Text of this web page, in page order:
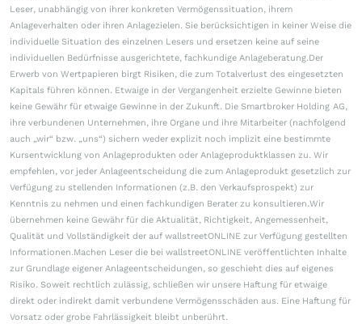
Leser, unabhängig von ihrer konkreten Vermögenssituation, ihrem
Anlageverhalten oder ihren Anlagezielen. Sie berücksichtigen in keiner Weise die
individuelle Situation des einzelnen Lesers und ersetzen keine auf seine
individuellen Bedürfnisse ausgerichtete, fachkundige Anlageberatung.Der
Erwerb von Wertpapieren birgt Risiken, die zum Totalverlust des eingesetzten
Kapitals führen können. Etwaige in der Vergangenheit erzielte Gewinne bieten
keine Gewähr für etwaige Gewinne in der Zukunft. Die Smartbroker Holding AG,
ihre verbundenen Unternehmen, ihre Organe und ihre Mitarbeiter (nachfolgend
auch „wir“ bzw. „uns“) sichern weder explizit noch implizit eine bestimmte
Kursentwicklung von Anlageprodukten oder Anlageproduktklassen zu. Wir
empfehlen, vor jeder Anlageentscheidung die zum Anlageprodukt gesetzlich zur
Verfügung zu stellenden Informationen (z.B. den Verkaufsprospekt) zur
Kenntnis zu nehmen und einen fachkundigen Berater zu konsultieren.Wir
übernehmen keine Gewähr für die Aktualität, Richtigkeit, Angemessenheit,
Qualität und Vollständigkeit der auf wallstreetONLINE zur Verfügung gestellten
Informationen.Machen Leser die bei wallstreetONLINE veröffentlichten Inhalte
zur Grundlage eigener Anlageentscheidungen, so geschieht dies auf eigenes
Risiko. Soweit rechtlich zulässig, schließen wir unsere Haftung für etwaige
direkt oder indirekt damit verbundene Vermögensschäden aus. Eine Haftung für
Vorsatz oder grobe Fahrlässigkeit bleibt unberührt.